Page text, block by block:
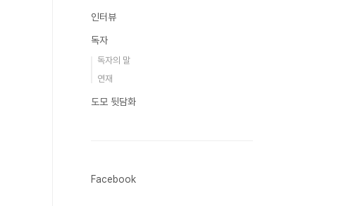
인터뷰
독자
독자의 말
연재
도모 뒷담화
Facebook